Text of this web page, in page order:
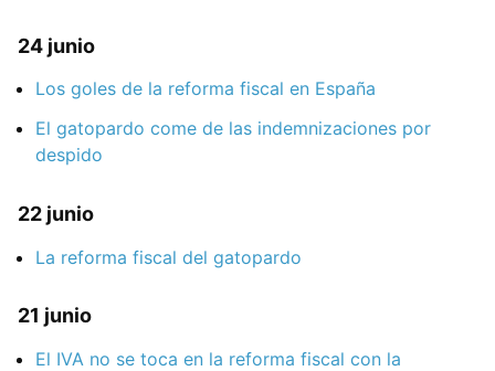
24 junio
Los goles de la reforma fiscal en España
El gatopardo come de las indemnizaciones por
despido
22 junio
La reforma fiscal del gatopardo
21 junio
El IVA no se toca en la reforma fiscal con la